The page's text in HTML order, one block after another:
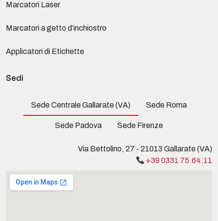
Marcatori Laser
Marcatori a getto d’inchiostro
Applicatori di Etichette
Sedi
Sede Centrale Gallarate (VA) Sede Roma
Sede Padova Sede Firenze
Via Bettolino, 27 - 21013 Gallarate (VA)
+39 0331 75.64.11